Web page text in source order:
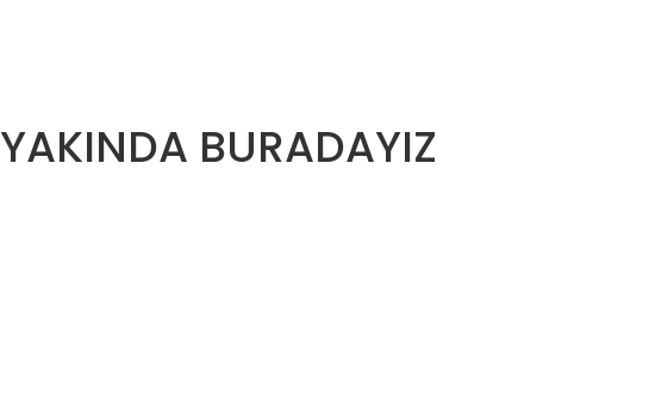
YAKINDA BURADAYIZ